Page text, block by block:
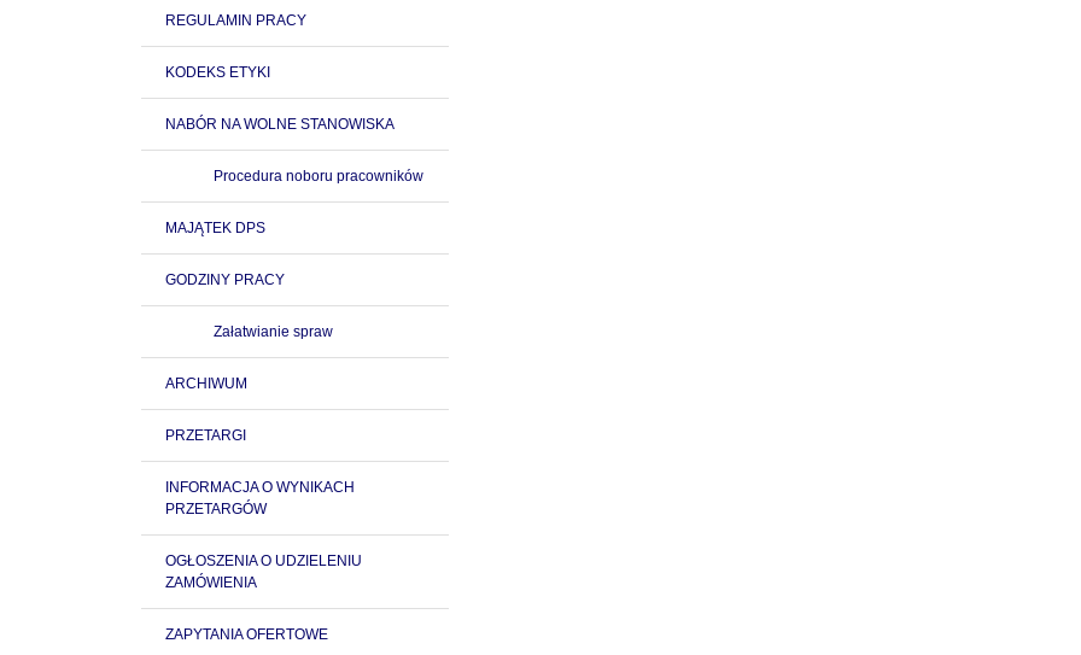
REGULAMIN PRACY
KODEKS ETYKI
NABÓR NA WOLNE STANOWISKA
Procedura noboru pracowników
MAJĄTEK DPS
GODZINY PRACY
Załatwianie spraw
ARCHIWUM
PRZETARGI
INFORMACJA O WYNIKACH
PRZETARGÓW
OGŁOSZENIA O UDZIELENIU
ZAMÓWIENIA
ZAPYTANIA OFERTOWE